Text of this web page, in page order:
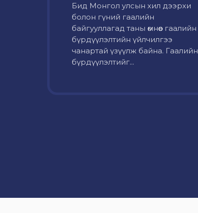
Бид Монгол улсын хил дээрхи
болон гүний гаалийн
байгууллагад таны өмнөөс гаалийн
бүрдүүлэлтийн үйлчилгээ
чанартай үзүүлж байна. Гаалийн
бүрдүүлэлтийг...